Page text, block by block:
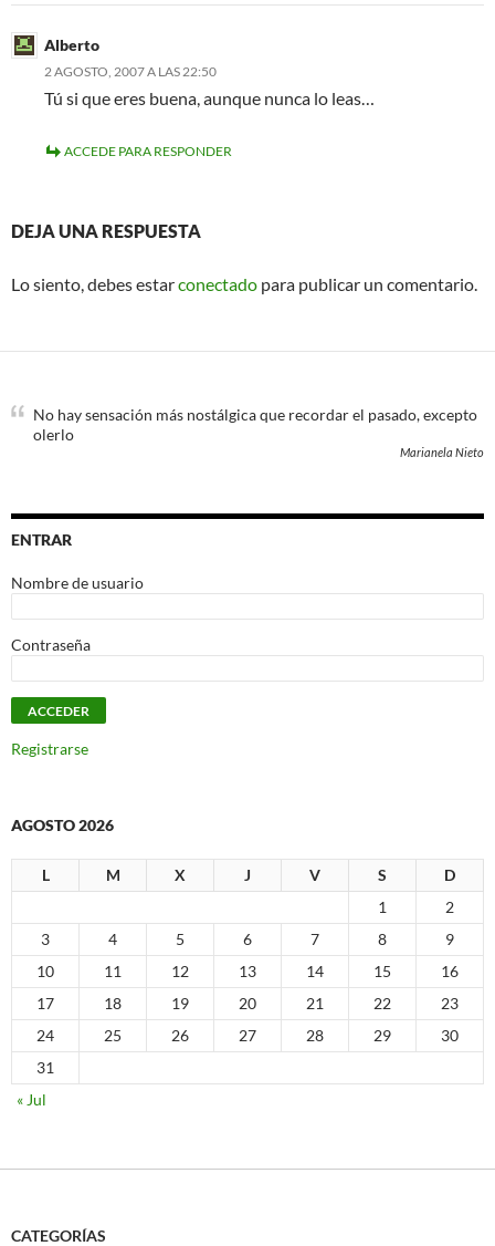
Alberto
2 AGOSTO, 2007 A LAS 22:50
Tú si que eres buena, aunque nunca lo leas…
ACCEDE PARA RESPONDER
DEJA UNA RESPUESTA
Lo siento, debes estarconectado para publicar un comentario.
No hay sensación más nostálgica que recordar el pasado, excepto
olerlo
Marianela Nieto
ENTRAR
Nombre de usuario
Contraseña
Registrarse
AGOSTO 2026
L M X J V S
D
1
2
3
4 5 6 7 8
9
10
11 12 13 14 15
16
17
18 19 20 21 22
23
24
25 26 27 28 29
30
31
« Jul
CATEGORÍAS